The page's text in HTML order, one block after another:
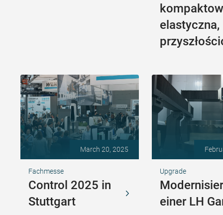
elastyczna,
March 20, 2025
Fachmesse
Control 2025 in
Stuttgart
Upgrade
einer LH